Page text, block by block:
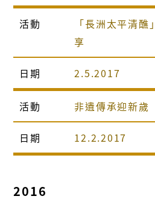
活動
「長洲太平清
享
日期 2.5.2017
活動 非遺傳承迎新歲
日期 12.2.2017
2016